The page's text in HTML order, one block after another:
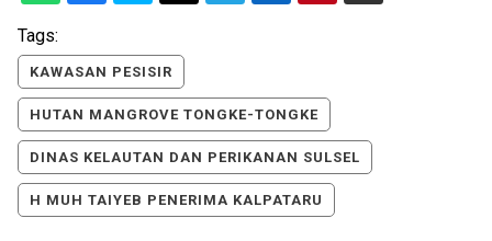
Tags:
KAWASAN PESISIR
HUTAN MANGROVE TONGKE-TONGKE
DINAS KELAUTAN DAN PERIKANAN SULSEL
H MUH TAIYEB PENERIMA KALPATARU